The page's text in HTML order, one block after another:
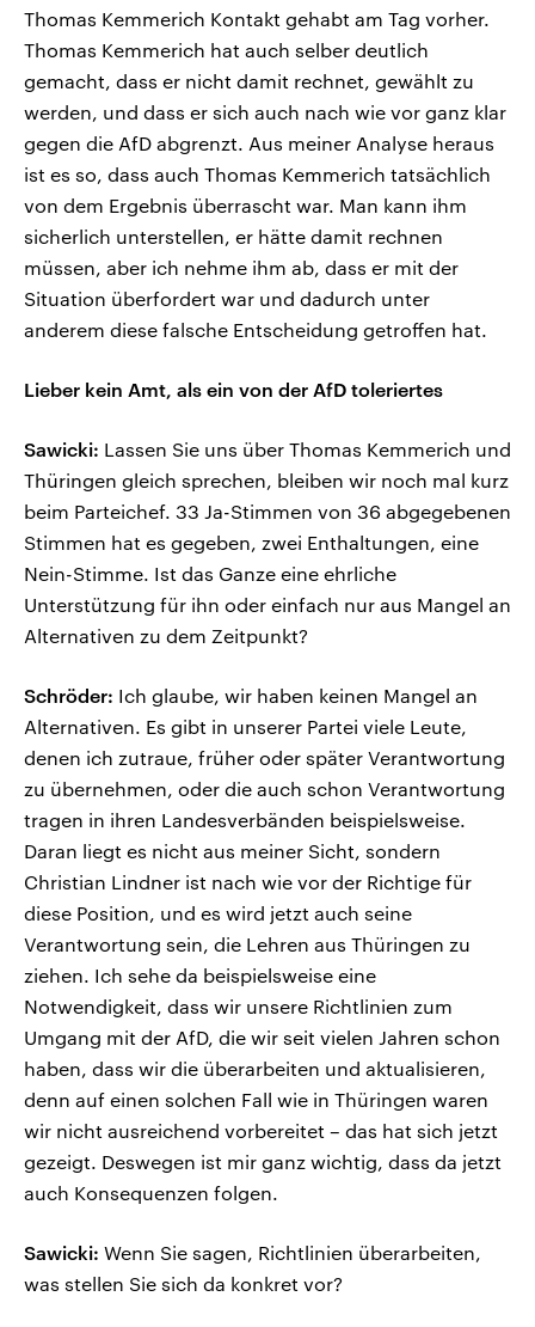
Thomas Kemmerich Kontakt gehabt am Tag vorher.
Thomas Kemmerich hat auch selber deutlich
gemacht, dass er nicht damit rechnet, gewählt zu
werden, und dass er sich auch nach wie vor ganz klar
gegen die AfD abgrenzt. Aus meiner Analyse heraus
ist es so, dass auch Thomas Kemmerich tatsächlich
von dem Ergebnis überrascht war. Man kann ihm
sicherlich unterstellen, er hätte damit rechnen
müssen, aber ich nehme ihm ab, dass er mit der
Situation überfordert war und dadurch unter
anderem diese falsche Entscheidung getroffen hat.
Lieber kein Amt, als ein von der AfD toleriertes
Sawicki: Lassen Sie uns über Thomas Kemmerich und
Thüringen gleich sprechen, bleiben wir noch mal kurz
beim Parteichef. 33 Ja-Stimmen von 36 abgegebenen
Stimmen hat es gegeben, zwei Enthaltungen, eine
Nein-Stimme. Ist das Ganze eine ehrliche
Unterstützung für ihn oder einfach nur aus Mangel an
Alternativen zu dem Zeitpunkt?
Schröder: Ich glaube, wir haben keinen Mangel an
Alternativen. Es gibt in unserer Partei viele Leute,
denen ich zutraue, früher oder später Verantwortung
zu übernehmen, oder die auch schon Verantwortung
tragen in ihren Landesverbänden beispielsweise.
Daran liegt es nicht aus meiner Sicht, sondern
Christian Lindner ist nach wie vor der Richtige für
diese Position, und es wird jetzt auch seine
Verantwortung sein, die Lehren aus Thüringen zu
ziehen. Ich sehe da beispielsweise eine
Notwendigkeit, dass wir unsere Richtlinien zum
Umgang mit der AfD, die wir seit vielen Jahren schon
haben, dass wir die überarbeiten und aktualisieren,
denn auf einen solchen Fall wie in Thüringen waren
wir nicht ausreichend vorbereitet – das hat sich jetzt
gezeigt. Deswegen ist mir ganz wichtig, dass da jetzt
auch Konsequenzen folgen.
Sawicki: Wenn Sie sagen, Richtlinien überarbeiten,
was stellen Sie sich da konkret vor?